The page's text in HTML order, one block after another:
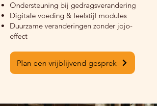
Ondersteuning bij gedragsverandering
Digitale voeding & leefstijl modules
Duurzame veranderingen zonder jojo-
effect
Plan een vrijblijvend gesprek